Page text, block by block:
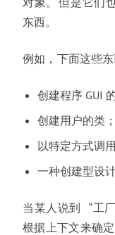
东西。
例如 下面这些
创建程序 GUI
创建用户的类
以特定方式调
一种创建型设
当某人说到 “工厂
根据上下文来确定